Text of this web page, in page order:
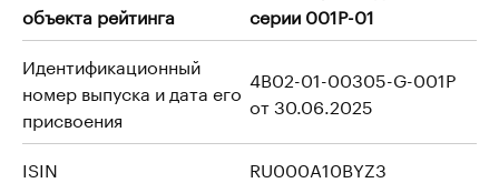
объекта рейтинга
серии 001Р-01
Идентификационный
номер выпуска и дата его
присвоения
4B02-01-00305-G-001P
от 30.06.2025
ISIN
RU000A10BYZ3